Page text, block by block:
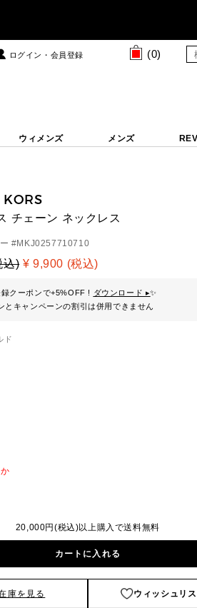
ログイン・会員登録 (0)
ウィメンズ メンズ
チェーン ネックレス
#MKJ0257710710
込) ¥ 9,900 (税込)
クーポンで+5%OFF ! ダウンロード ▸✨
キャンペーンの割引は併用できません
ド
20,000円(税込)以上購入で送料無料
カートに入れる
庫を見る ウィッシュリス